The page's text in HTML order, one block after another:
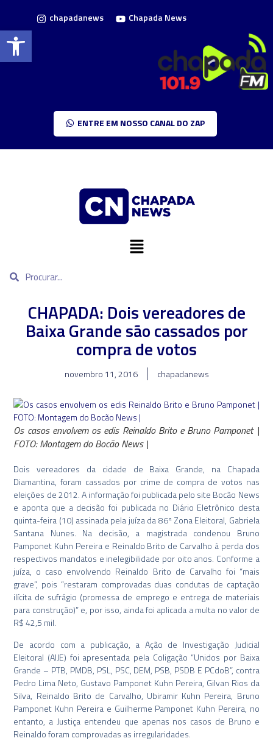
Barra de Ferramentas Aberta
chapadanews Chapada News
ENTRE EM NOSSO CANAL DO ZAP
CHAPADA: Dois vereadores de
Baixa Grande são cassados por
compra de votos
novembro 11, 2016 chapadanews
Os casos envolvem os edis Reinaldo Brito e Bruno Pamponet |
FOTO: Montagem do Bocão News |
Dois vereadores da cidade de Baixa Grande, na Chapada
Diamantina, foram cassados por crime de compra de votos nas
eleições de 2012. A informação foi publicada pelo site Bocão News
e aponta que a decisão foi publicada no Diário Eletrônico desta
quinta-feira (10) assinada pela juíza da 86ª Zona Eleitoral, Gabriela
Santana Nunes. Na decisão, a magistrada condenou Bruno
Pamponet Kuhn Pereira e Reinaldo Brito de Carvalho à perda dos
respectivos mandatos e inelegibilidade por oito anos. Conforme a
juíza, o caso envolvendo Reinaldo Brito de Carvalho foi “mais
grave”, pois “restaram comprovadas duas condutas de captação
ilícita de sufrágio (promessa de emprego e entrega de materiais
para construção)” e, por isso, ainda foi aplicada a multa no valor de
R$ 42,5 mil.
De acordo com a publicação, a Ação de Investigação Judicial
Eleitoral (AIJE) foi apresentada pela Coligação “Unidos por Baixa
Grande – PTB, PMDB, PSL, PSC, DEM, PSB, PSDB E PCdoB”, contra
Pedro Lima Neto, Gustavo Pamponet Kuhn Pereira, Gilvan Rios da
Silva, Reinaldo Brito de Carvalho, Ubiramir Kuhn Pereira, Bruno
Pamponet Kuhn Pereira e Guilherme Pamponet Kuhn Pereira, no
entanto, a Justiça entendeu que apenas nos casos de Bruno e
Reinaldo foram comprovadas as irregularidades.